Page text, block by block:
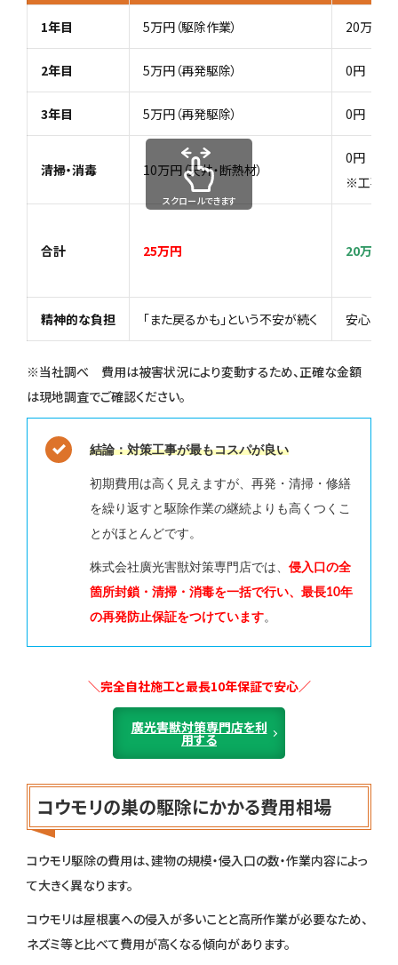
1年目 5万円（駆除作業） 20万円（
2年目 5万円（再発駆除） 0円
3年目 5万円（再発駆除） 0円
清掃・消毒 10万円（天井・断熱材）
0円
※工事込
合計 25万円 20万円
精神的な負担 「また戻るかも」という不安が続く 安心して
スクロールできます
※当社調べ 費用は被害状況により変動するため、正確な金額
は現地調査でご確認ください。
結論：対策工事が最もコスパが良い
初期費用は高く見えますが、再発・清掃・修繕
を繰り返すと駆除作業の継続よりも高くつくこ
とがほとんどです。
株式会社廣光害獣対策専門店では、 侵入口の全
箇所封鎖・清掃・消毒を一括で行い、最長10年
の再発防止保証をつけています
＼完全自社施工と最長10年保証で安心／
廣光害獣対策専門店を利
用する
コウモリの巣の駆除にかかる費用相場
コウモリ駆除の費用は、建物の規模・侵入口の数・作業内容によっ
て大きく異なります。
コウモリは屋根裏への侵入が多いことと高所作業が必要なため、
ネズミ等と比べて費用が高くなる傾向があります。